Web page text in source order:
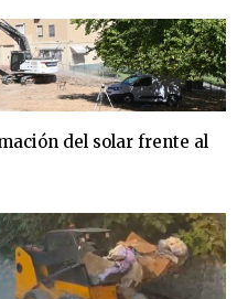
del solar frente al